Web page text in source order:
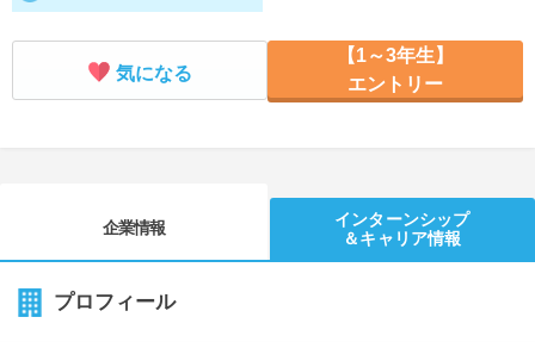
就活ノウハウが満載！
適職診断
あなたに合う仕事を診断！
就活チャンネル
動画で対策講座をチェック
気になる
【1～3年生】
エントリー
企業情報
インターンシップ
＆キャリア情報
プロフィール